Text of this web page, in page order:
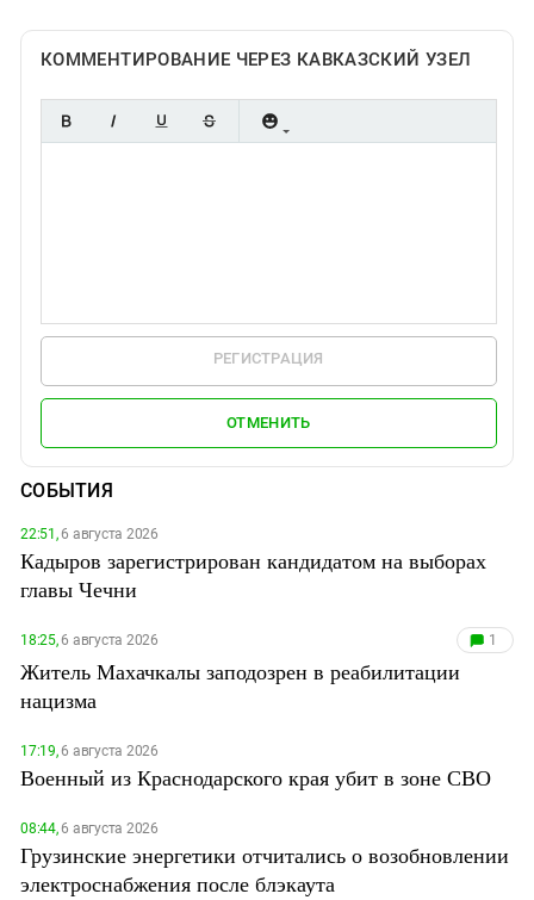
КОММЕНТИРОВАНИЕ ЧЕРЕЗ КАВКАЗСКИЙ УЗЕЛ
РЕГИСТРАЦИЯ
ОТМЕНИТЬ
СОБЫТИЯ
22:51,6 августа 2026
Кадыров зарегистрирован кандидатом на выборах
главы Чечни
18:25,6 августа 2026 1
Житель Махачкалы заподозрен в реабилитации
нацизма
17:19,6 августа 2026
Военный из Краснодарского края убит в зоне СВО
08:44,6 августа 2026
Грузинские энергетики отчитались о возобновлении
электроснабжения после блэкаута